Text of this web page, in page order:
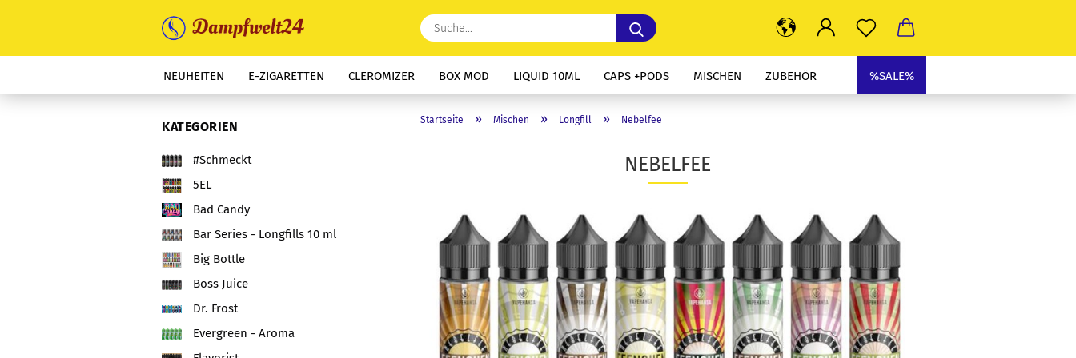
Suche...
NEUHEITEN E-ZIGARETTEN CLEROMIZER BOX MOD LIQUID 10ML CAPS +PODS MISCHEN ZUBEHÖR %SALE%
Startseite » Mischen » Longfill » Nebelfee
NEBELFEE
KATEGORIEN
#Schmeckt
5EL
Bad Candy
Bar Series - Longfills 10 ml
Big Bottle
Boss Juice
Dr. Frost
Evergreen - Aroma